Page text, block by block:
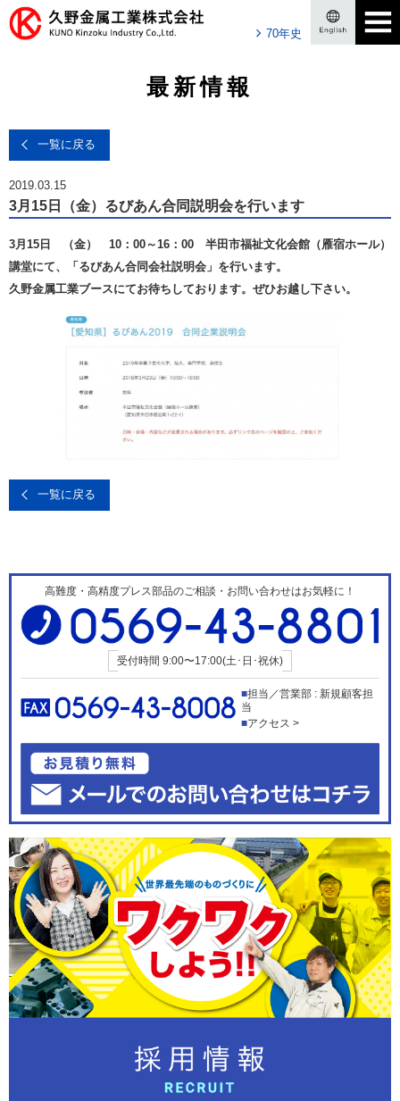
70年史
最新情報
一覧に戻る
2019.03.15
3月15日（金）るびあん合同説明会を行います
3月15日 （金） 10：00～16：00 半田市福祉文化会館（雁宿ホール）
講堂にて、「るびあん合同会社説明会」を行います。
久野金属工業ブースにてお待ちしております。ぜひお越し下さい。
一覧に戻る
高難度・高精度プレス部品のご相談・お問い合わせはお気軽に！
受付時間 9:00〜17:00(土･日･祝休)
担当／営業部 : 新規顧客担
当
アクセス >